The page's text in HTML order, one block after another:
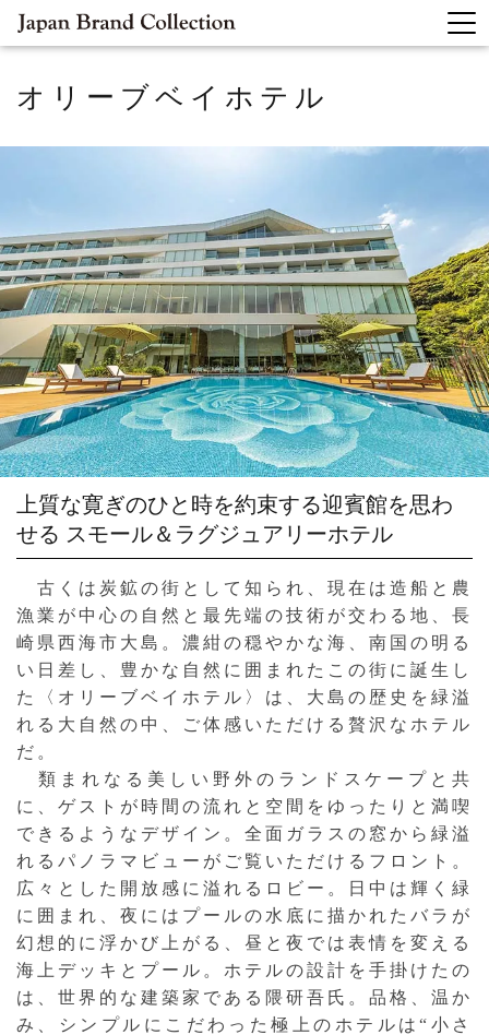
オリーブベイホテル
上質な寛ぎのひと時を約束する迎賓館を思わ
せる スモール＆ラグジュアリーホテル
古くは炭鉱の街として知られ、現在は造船と農
漁業が中心の自然と最先端の技術が交わる地、長
崎県西海市大島。濃紺の穏やかな海、南国の明る
い日差し、豊かな自然に囲まれたこの街に誕生し
た〈オリーブベイホテル〉は、大島の歴史を緑溢
れる大自然の中、ご体感いただける贅沢なホテル
だ。
類まれなる美しい野外のランドスケープと共
に、ゲストが時間の流れと空間をゆったりと満喫
できるようなデザイン。全面ガラスの窓から緑溢
れるパノラマビューがご覧いただけるフロント。
広々とした開放感に溢れるロビー。日中は輝く緑
に囲まれ、夜にはプールの水底に描かれたバラが
幻想的に浮かび上がる、昼と夜では表情を変える
海上デッキとプール。ホテルの設計を手掛けたの
は、世界的な建築家である隈研吾氏。品格、温か
み、シンプルにこだわった極上のホテルは“小さ